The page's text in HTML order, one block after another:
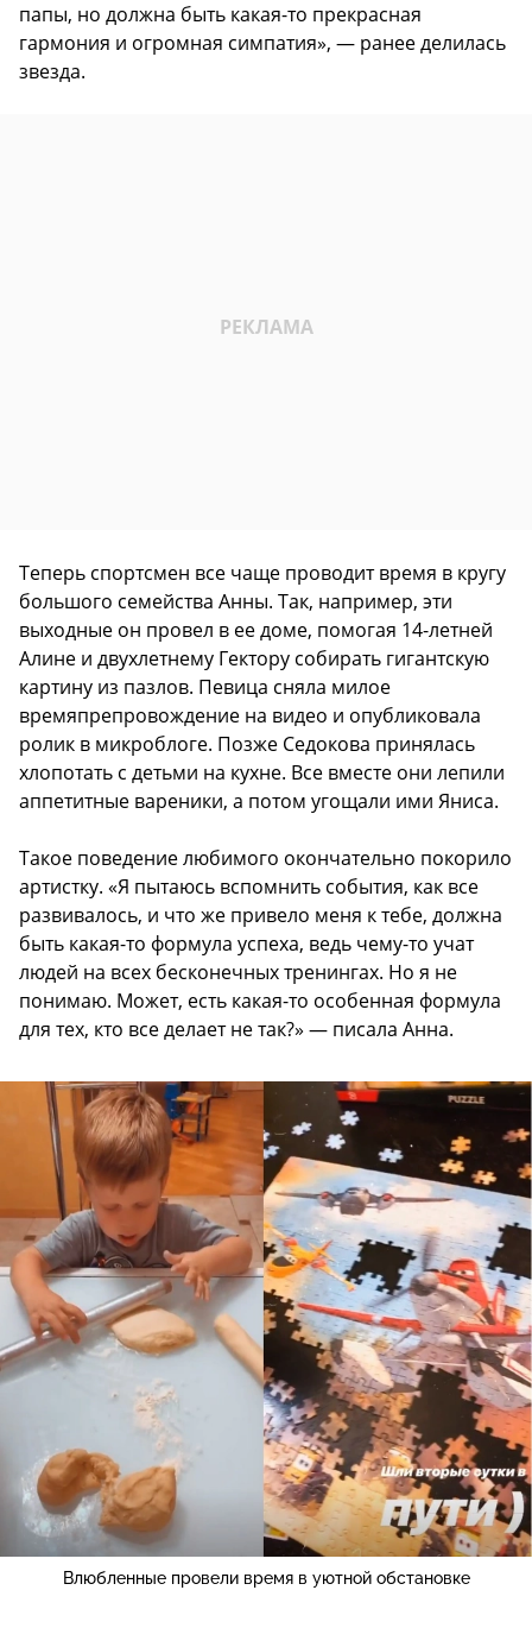
папы, но должна быть какая-то прекрасная
гармония и огромная симпатия», — ранее делилась
звезда.
Теперь спортсмен все чаще проводит время в кругу
большого семейства Анны. Так, например, эти
выходные он провел в ее доме, помогая 14-летней
Алине и двухлетнему Гектору собирать гигантскую
картину из пазлов. Певица сняла милое
времяпрепровождение на видео и опубликовала
ролик в микроблоге. Позже Седокова принялась
хлопотать с детьми на кухне. Все вместе они лепили
аппетитные вареники, а потом угощали ими Яниса.
Такое поведение любимого окончательно покорило
артистку. «Я пытаюсь вспомнить события, как все
развивалось, и что же привело меня к тебе, должна
быть какая-то формула успеха, ведь чему-то учат
людей на всех бесконечных тренингах. Но я не
понимаю. Может, есть какая-то особенная формула
для тех, кто все делает не так?» — писала Анна.
Влюбленные провели время в уютной обстановке